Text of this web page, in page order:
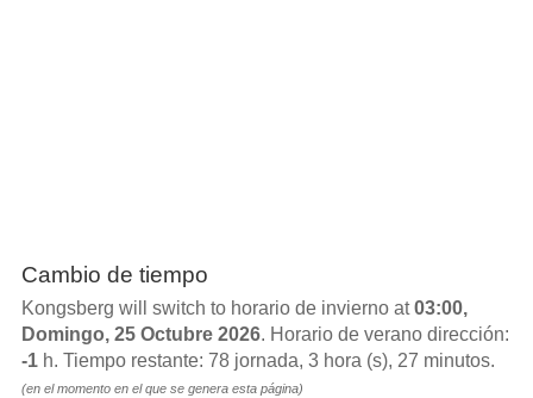
Cambio de tiempo
Kongsberg will switch to horario de invierno at03:00,
Domingo, 25 Octubre 2026. Horario de verano dirección:
-1h. Tiempo restante: 78 jornada, 3 hora (s), 27 minutos.
(en el momento en el que se genera esta página)